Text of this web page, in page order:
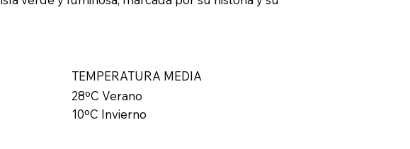
TEMPERATURA MEDIA
28ºC Verano
10ºC Invierno